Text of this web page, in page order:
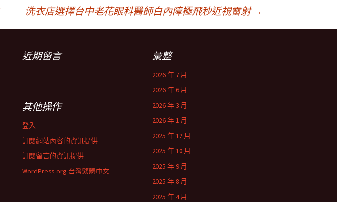
洗衣店選擇台中老花眼科醫師白內障極飛秒近視雷射 →
近期留言 彙整
2026 年 7 月
2026 年 6 月
2026 年 3 月
2026 年 1 月
2025 年 12 月
2025 年 10 月
2025 年 9 月
2025 年 8 月
2025 年 4 月
其他操作
登入
訂閱網站內容的資訊提供
訂閱留言的資訊提供
WordPress.org 台灣繁體中文